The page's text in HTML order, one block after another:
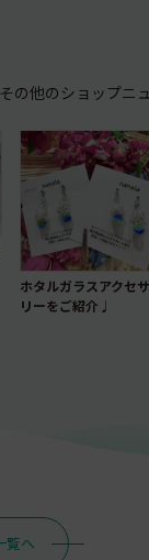
その他のショップニ
ホタルガラスアクセサ
リーをご紹介♩
覧へ